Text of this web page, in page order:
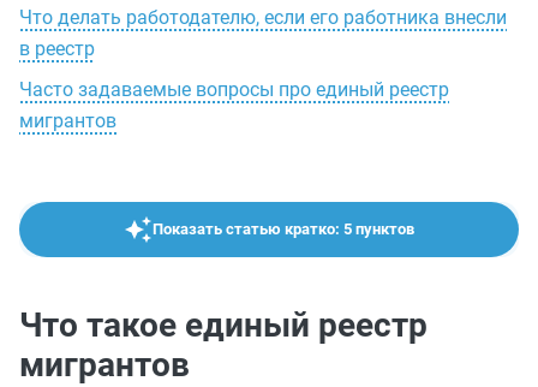
Что делать работодателю, если его работника внесли
в реестр
Часто задаваемые вопросы про единый реестр
мигрантов
Показать статью кратко: 5 пунктов
Что такое единый реестр
мигрантов